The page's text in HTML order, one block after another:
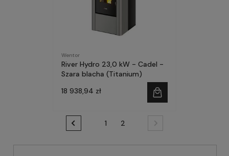
Wentor
River Hydro 23,0 kW - Cadel -
Szara blacha (Titanium)
18 938,94 zł
1 2